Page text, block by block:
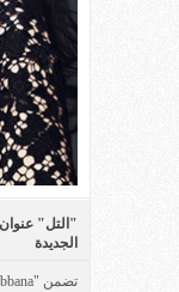
"التل"
الجديدة